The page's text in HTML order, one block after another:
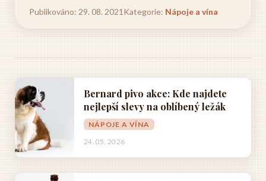
Publikováno: 29. 08. 2021 Kategorie: Nápoje a vína
Bernard pivo akce: Kde najdete
nejlepší slevy na oblíbený ležák
NÁPOJE A VÍNA
24. 05. 2026